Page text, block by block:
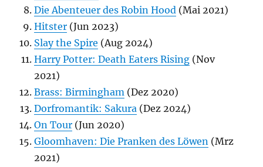
Die Abenteuer des Robin Hood (Mai 2021)
Hitster (Jun 2023)
Slay the Spire (Aug 2024)
Harry Potter: Death Eaters Rising (Nov
2021)
Brass: Birmingham (Dez 2020)
Dorfromantik: Sakura (Dez 2024)
On Tour (Jun 2020)
Gloomhaven: Die Pranken des Löwen (Mrz
2021)